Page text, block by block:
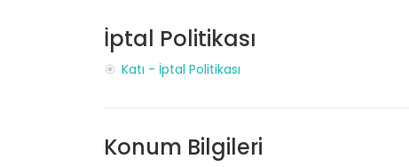
İptal Politikası
Katı - İptal Politikası
Konum Bilgileri